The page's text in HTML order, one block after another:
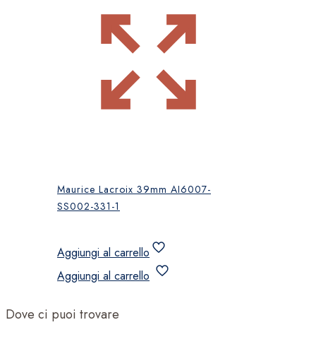
Maurice Lacroix 39mm AI6007-
SS002-331-1
Aggiungi al carrello
Aggiungi al carrello
Dove ci puoi trovare